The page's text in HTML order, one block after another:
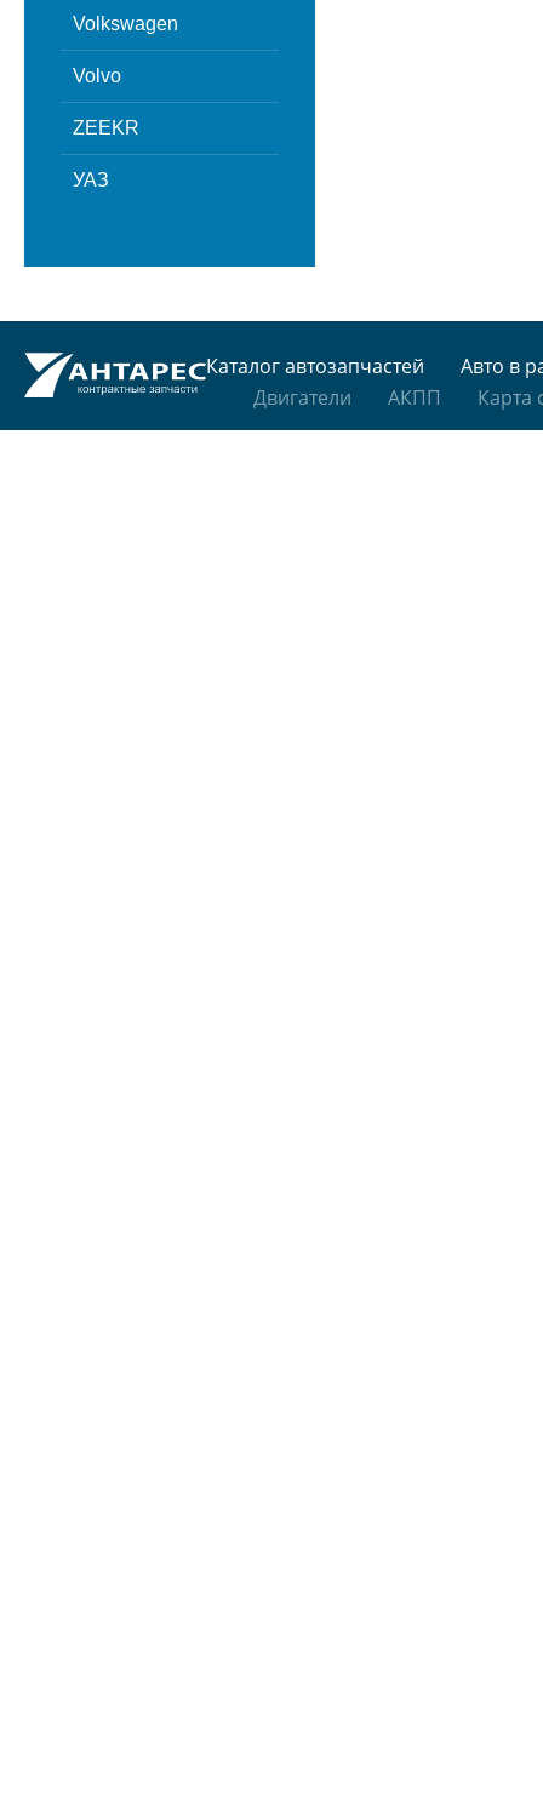
Volkswagen
Volvo
ZEEKR
УАЗ
Каталог автозапчастей
Авто в
Двигатели
АКПП Карта